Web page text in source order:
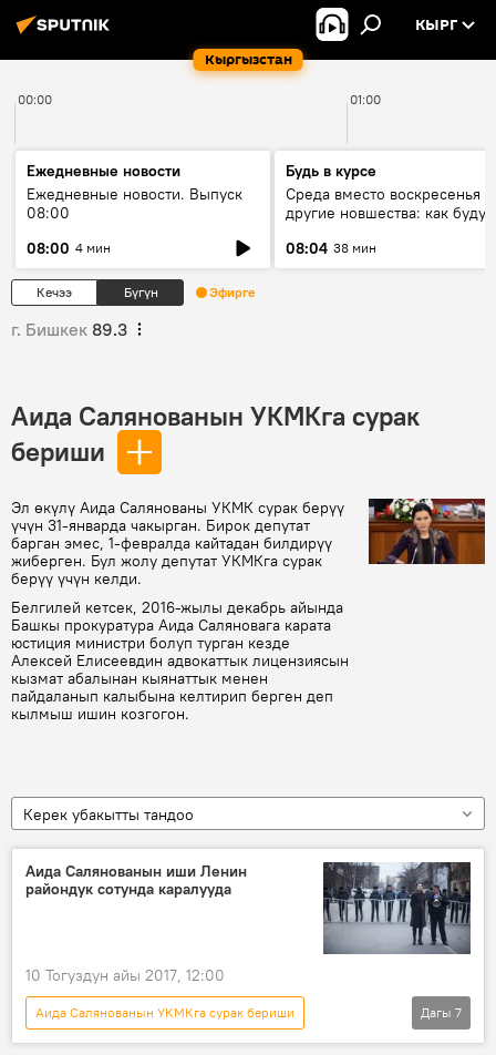
Кыргызстан
КЫРГ
00:00 01:00
Ежедневные новости
Ежедневные новости. Выпуск
08:00
08:00 4 мин
Будь в курсе
Среда вместо воскресенья и
другие новшества: как будут
08:04 38 мин
Кечээ Бүгүн Эфирге
г. Бишкек 89.3
Аида Салянованын УКМКга сурак
бериши
Эл өкүлү Аида Салянованы УКМК сурак берүү
үчүн 31-январда чакырган. Бирок депутат
барган эмес, 1-февралда кайтадан билдирүү
жиберген. Бул жолу депутат УКМКга сурак
берүү үчүн келди.
Белгилей кетсек, 2016-жылы декабрь айында
Башкы прокуратура Аида Саляновага карата
юстиция министри болуп турган кезде
Алексей Елисеевдин адвокаттык лицензиясын
кызмат абалынан кыянаттык менен
пайдаланып калыбына келтирип берген деп
кылмыш ишин козгогон.
Керек убакытты тандоо
Аида Салянованын иши Ленин
райондук сотунда каралууда
10 Тогуздун айы 2017, 12:00
Аида Салянованын УКМКга сурак бериши
Кыргызстан
Жаңылыктар
Саясат
Дагы 7